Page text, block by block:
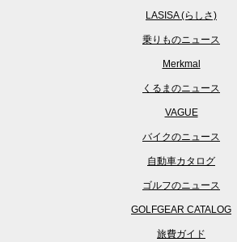
LASISA (らしさ)
乗りものニュース
Merkmal
くるまのニュース
VAGUE
バイクのニュース
自動車カタログ
ゴルフのニュース
GOLFGEAR CATALOG
旅費ガイド